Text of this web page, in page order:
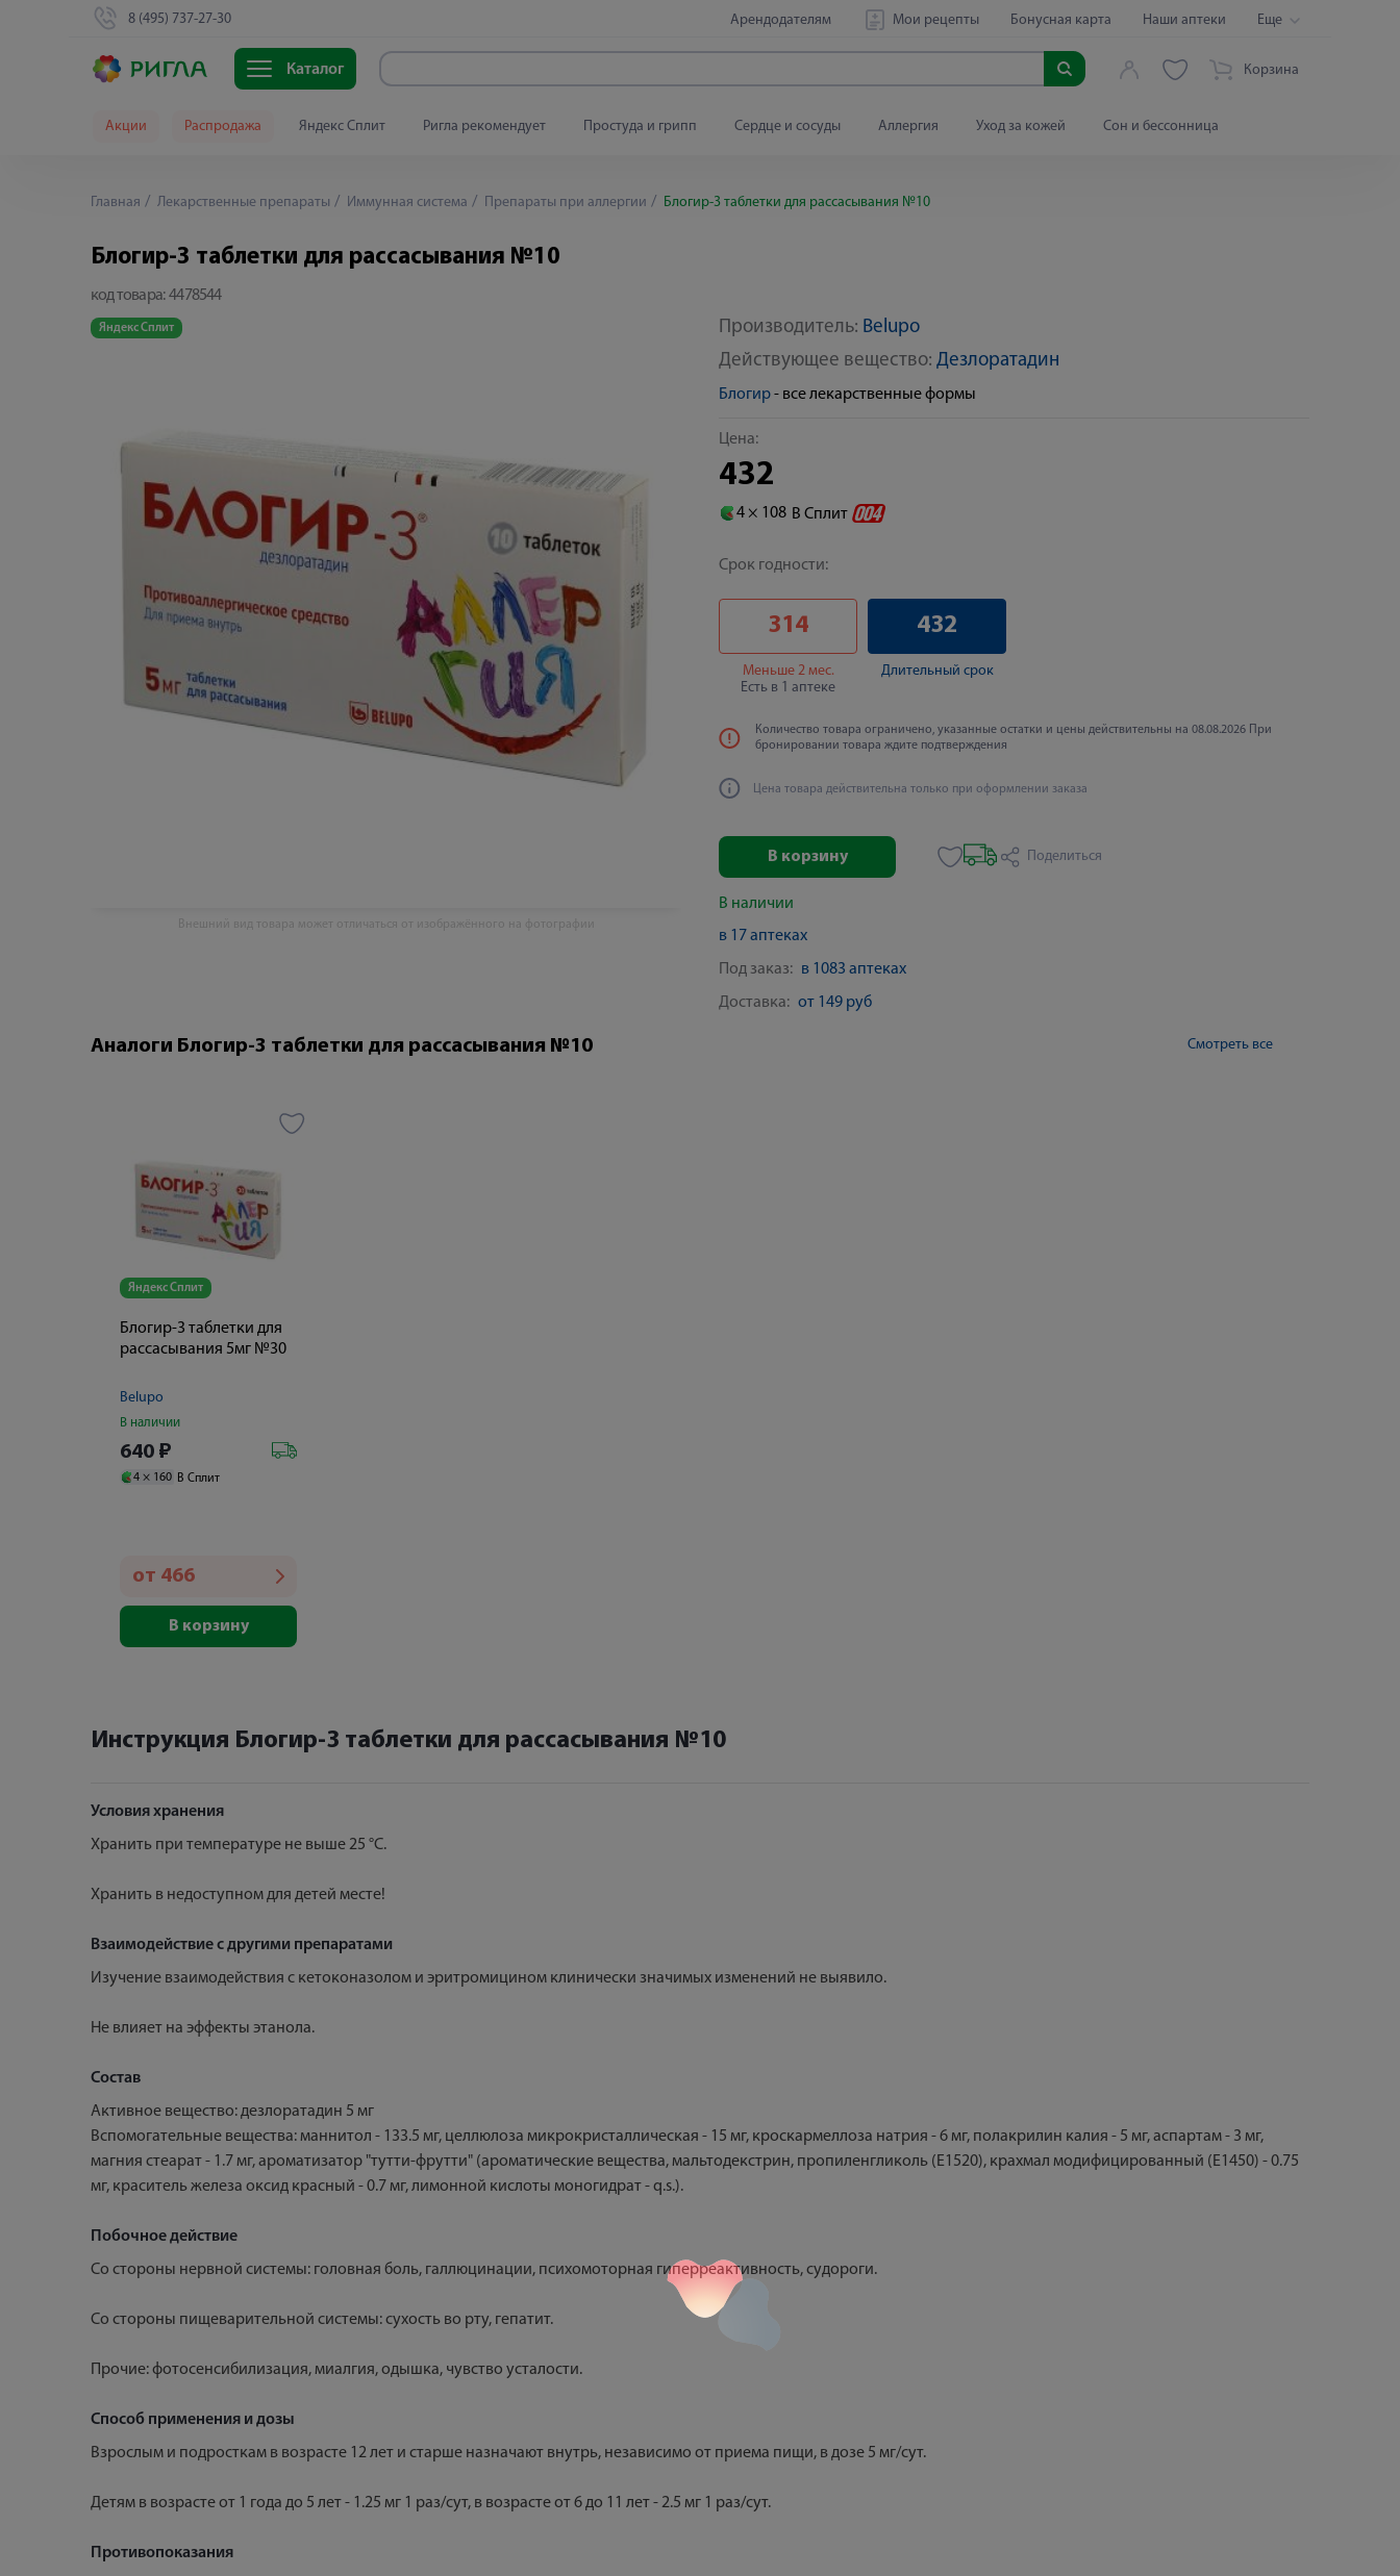
8 (495) 737-27-30 Арендодателям Мои рецепты Бонусная карта Наши аптеки Еще
Каталог Корзина
Акции Распродажа Яндекс Сплит Ригла рекомендует Простуда и грипп Сердце и сосуды Аллергия Уход за кожей Сон и бессонница
Главная Лекарственные препараты Иммунная система Препараты при аллергии Блогир-3 таблетки для рассасывания №10
Блогир-3 таблетки для рассасывания №10
код товара: 4478544
Яндекс Сплит
Внешний вид товара может отличаться от изображённого на фотографии
Производитель: Belupo
Действующее вещество: Дезлоратадин
Блогир- все лекарственные формы
Цена:
432
4 × 108 В Сплит
Срок годности:
314
Меньше 2 мес.
Есть в 1 аптеке
432
Длительный срок
Количество товара ограничено, указанные остатки и цены действительны на 08.08.2026 При
бронировании товара ждите подтверждения
Цена товара действительна только при оформлении заказа
В корзину Поделиться
В наличии
в 17 аптеках
Под заказ: в 1083 аптеках
Доставка: от 149 руб
Аналоги Блогир-3 таблетки для рассасывания №10 Смотреть все
Яндекс Сплит
Блогир-3 таблетки для
рассасывания 5мг №30
Belupo
В наличии
640 ₽
4 × 160 В Сплит
от 466
В корзину
Инструкция Блогир-3 таблетки для рассасывания №10
Условия хранения
Хранить при температуре не выше 25 °С.
Хранить в недоступном для детей месте!
Взаимодействие с другими препаратами
Изучение взаимодействия с кетоконазолом и эритромицином клинически значимых изменений не выявило.
Не влияет на эффекты этанола.
Состав
Активное вещество: дезлоратадин 5 мг
Вспомогательные вещества: маннитол - 133.5 мг, целлюлоза микрокристаллическая - 15 мг, кроскармеллоза натрия - 6 мг, полакрилин калия - 5 мг, аспартам - 3 мг,
магния стеарат - 1.7 мг, ароматизатор "тутти-фрутти" (ароматические вещества, мальтодекстрин, пропиленгликоль (Е1520), крахмал модифицированный (Е1450) - 0.75
мг, краситель железа оксид красный - 0.7 мг, лимонной кислоты моногидрат - q.s.).
Побочное действие
Со стороны нервной системы: головная боль, галлюцинации, психомоторная гиперреактивность, судороги.
Со стороны пищеварительной системы: сухость во рту, гепатит.
Прочие: фотосенсибилизация, миалгия, одышка, чувство усталости.
Способ применения и дозы
Взрослым и подросткам в возрасте 12 лет и старше назначают внутрь, независимо от приема пищи, в дозе 5 мг/сут.
Детям в возрасте от 1 года до 5 лет - 1.25 мг 1 раз/сут, в возрасте от 6 до 11 лет - 2.5 мг 1 раз/сут.
Противопоказания